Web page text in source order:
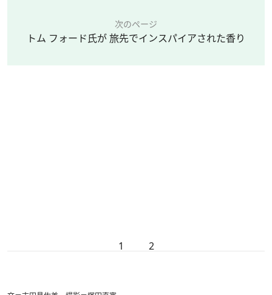
次のページ
トム フォード氏が 旅先でインスパイアされた香り
1 2